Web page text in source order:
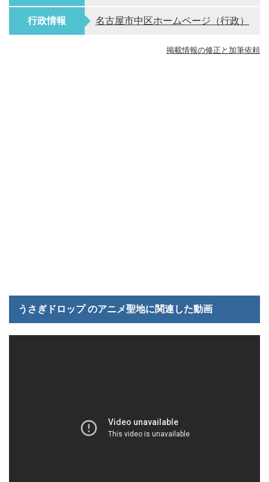
行政情報 名古屋市中区ホームページ（行政）
掲載情報の修正と加筆依頼
うさぎドロップ のアニメ聖地に関連した動画